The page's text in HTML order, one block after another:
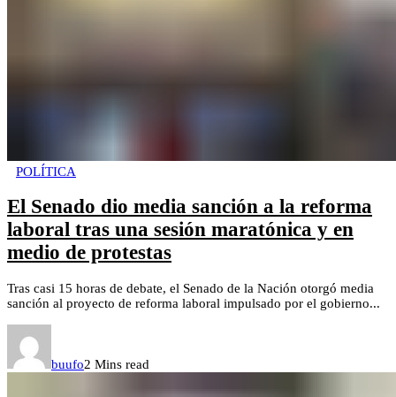
POLÍTICA
El Senado dio media sanción a la reforma
laboral tras una sesión maratónica y en
medio de protestas
Tras casi 15 horas de debate, el Senado de la Nación otorgó media
sanción al proyecto de reforma laboral impulsado por el gobierno...
buufo2 Mins read